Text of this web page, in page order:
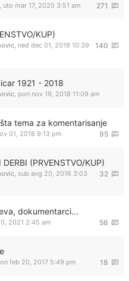
271
, uto mar 17, 2020 3:51 am
KUP)
140
, ned dec 01, 2019 10:39
1921 - 2018
, pon nov 19, 2018 11:09 am
tema za komentarisanje
95
01, 2018 9:13 pm
(PRVENSTVO/KUP)
32
, sub avg 20, 2016 3:03
dokumentarci...
56
2021 2:45 am
18
feb 20, 2017 5:49 pm